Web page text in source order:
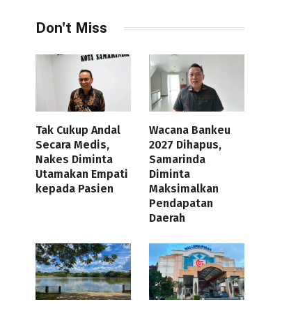
Don't Miss
Tak Cukup Andal
Secara Medis,
Nakes Diminta
Utamakan Empati
kepada Pasien
Wacana Bankeu
2027 Dihapus,
Samarinda
Diminta
Maksimalkan
Pendapatan
Daerah